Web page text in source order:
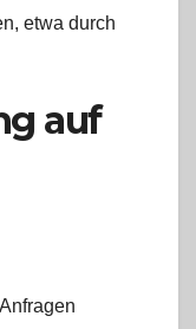
etwa durch
auf